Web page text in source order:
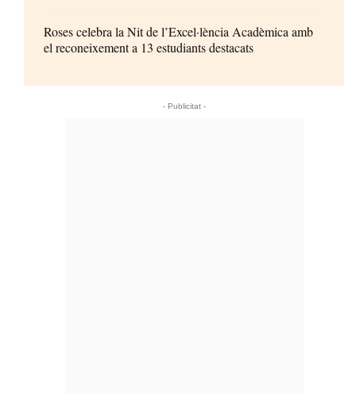
Roses celebra la Nit de l’Excel·lència Acadèmica amb
el reconeixement a 13 estudiants destacats
- Publicitat -